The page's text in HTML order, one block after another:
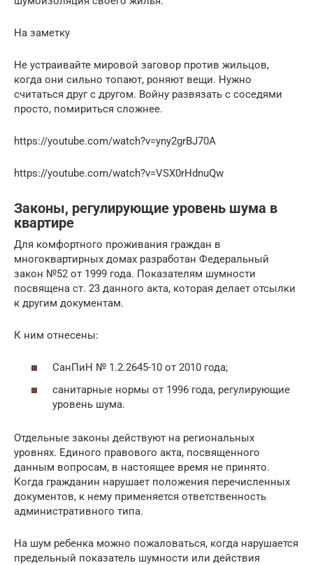
На заметку
Не устраивайте мировой заговор против жильцов,
когда они сильно топают, роняют вещи. Нужно
считаться друг с другом. Войну развязать с соседями
просто, помириться сложнее.
https://youtube.com/watch?v=yny2grBJ70A
https://youtube.com/watch?v=VSX0rHdnuQw
Законы, регулирующие уровень шума в
квартире
Для комфортного проживания граждан в
многоквартирных домах разработан Федеральный
закон №52 от 1999 года. Показателям шумности
посвящена ст. 23 данного акта, которая делает отсылки
к другим документам.
К ним отнесены:
СанПиН № 1.2.2645-10 от 2010 года;
санитарные нормы от 1996 года, регулирующие
уровень шума.
Отдельные законы действуют на региональных
уровнях. Единого правового акта, посвященного
данным вопросам, в настоящее время не принято.
Когда гражданин нарушает положения перечисленных
документов, к нему применяется ответственность
административного типа.
На шум ребенка можно пожаловаться, когда нарушается
предельный показатель шумности или действия